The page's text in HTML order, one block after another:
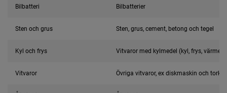
Bilbatteri Bilbatterier
Sten och grus Sten, grus, cement, betong och tegel
Kyl och frys Vitvaror med kylmedel (kyl, frys,
Vitvaror Övriga vitvaror, ex diskmaskin och